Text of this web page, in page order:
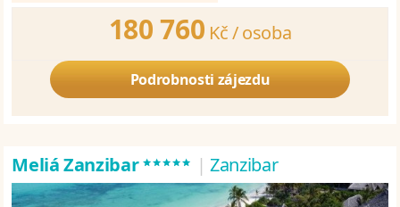
180 760 Kč /osoba
Podrobnosti zájezdu
Meliá Zanzibar***** | Zanzibar